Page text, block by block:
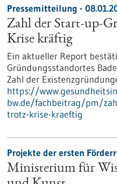
Pressemitteilung -
Zahl der Start-up-
Krise kräftig
Ein aktueller Report
Gründungsstandortes
Zahl der
https://
bw.de/fachbeitrag/pm/
trotz-krise-kraeftig
Projekte der ersten
Ministerium für